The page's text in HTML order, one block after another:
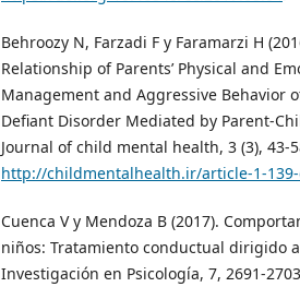
Behroozy N, Farzadi F y Faramarzi H
Relationship of Parents’ Physical and
Management and Aggressive Behavior
Defiant Disorder Mediated by Parent-
Journal of child mental health, 3 (3), 43-
http://childmentalhealth.ir/article-1-
Cuenca V y Mendoza B (2017).
niños: Tratamiento conductual dirigido
Investigación en Psicología, 7, 2691-